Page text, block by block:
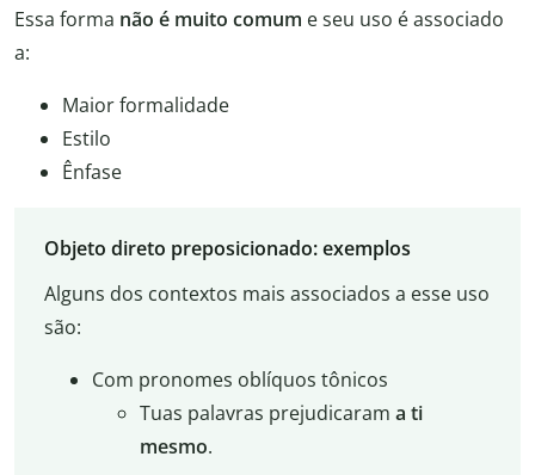
Essa forma não é muito comum e seu uso é associado
a:
Maior formalidade
Estilo
Ênfase
Objeto direto preposicionado: exemplos
Alguns dos contextos mais associados a esse uso
são:
Com pronomes oblíquos tônicos
Tuas palavras prejudicaram a ti
mesmo.